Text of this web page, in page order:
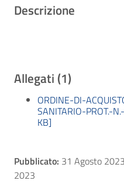
Descrizione
Allegati (1)
ORDINE-DI-
SANITARIO-PROT.-
KB]
Pubblicato: 31 Agosto 2023
2023